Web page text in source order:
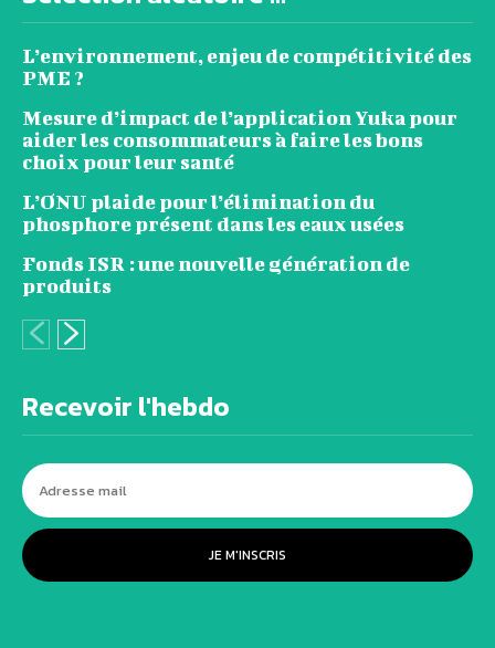
L’environnement, enjeu de compétitivité des
PME ?
Mesure d’impact de l’application Yuka pour
aider les consommateurs à faire les bons
choix pour leur santé
L’ONU plaide pour l’élimination du
phosphore présent dans les eaux usées
Fonds ISR : une nouvelle génération de
produits
Recevoir l'hebdo
JE M'INSCRIS